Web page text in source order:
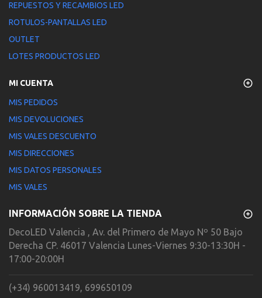
REPUESTOS Y RECAMBIOS LED
ROTULOS-PANTALLAS LED
OUTLET
LOTES PRODUCTOS LED
MI CUENTA
MIS PEDIDOS
MIS DEVOLUCIONES
MIS VALES DESCUENTO
MIS DIRECCIONES
MIS DATOS PERSONALES
MIS VALES
INFORMACIÓN SOBRE LA TIENDA
DecoLED Valencia , Av. del Primero de Mayo Nº 50 Bajo
Derecha CP. 46017 Valencia Lunes-Viernes 9:30-13:30H -
17:00-20:00H
(+34) 960013419, 699650109